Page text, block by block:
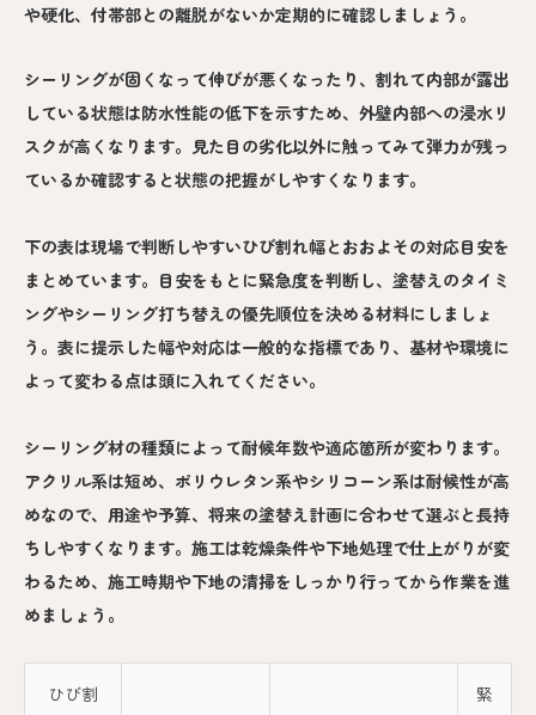
や硬化、付帯部との離脱がないか定期的に確認しましょう。
シーリングが固くなって伸びが悪くなったり、割れて内部が露出
している状態は防水性能の低下を示すため、外壁内部への浸水リ
スクが高くなります。見た目の劣化以外に触ってみて弾力が残っ
ているか確認すると状態の把握がしやすくなります。
下の表は現場で判断しやすいひび割れ幅とおおよその対応目安を
まとめています。目安をもとに緊急度を判断し、塗替えのタイミ
ングやシーリング打ち替えの優先順位を決める材料にしましょ
う。表に提示した幅や対応は一般的な指標であり、基材や環境に
よって変わる点は頭に入れてください。
シーリング材の種類によって耐候年数や適応箇所が変わります。
アクリル系は短め、ポリウレタン系やシリコーン系は耐候性が高
めなので、用途や予算、将来の塗替え計画に合わせて選ぶと長持
ちしやすくなります。施工は乾燥条件や下地処理で仕上がりが変
わるため、施工時期や下地の清掃をしっかり行ってから作業を進
めましょう。
ひび割
緊